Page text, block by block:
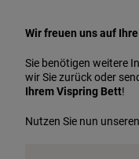
Wir freuen uns auf
Sie benötigen weitere
wir Sie zurück oder
Ihrem Vispring Bett!
Nutzen Sie nun